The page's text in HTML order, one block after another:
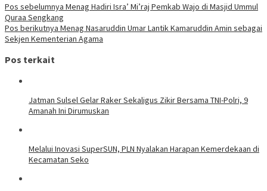
Navigasi
pos
Pos sebelumnya Menag Hadiri Isra’ Mi’raj Pemkab Wajo di Masjid Ummul
Quraa Sengkang
Pos berikutnya Menag Nasaruddin Umar Lantik Kamaruddin Amin sebagai
Sekjen Kementerian Agama
Pos terkait
Jatman Sulsel Gelar Raker Sekaligus Zikir Bersama TNI-Polri, 9
Amanah Ini Dirumuskan
Melalui Inovasi SuperSUN, PLN Nyalakan Harapan Kemerdekaan di
Kecamatan Seko